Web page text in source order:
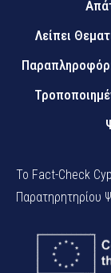
Λείπει
Το Fact-Check
Παρατηρητηρίου